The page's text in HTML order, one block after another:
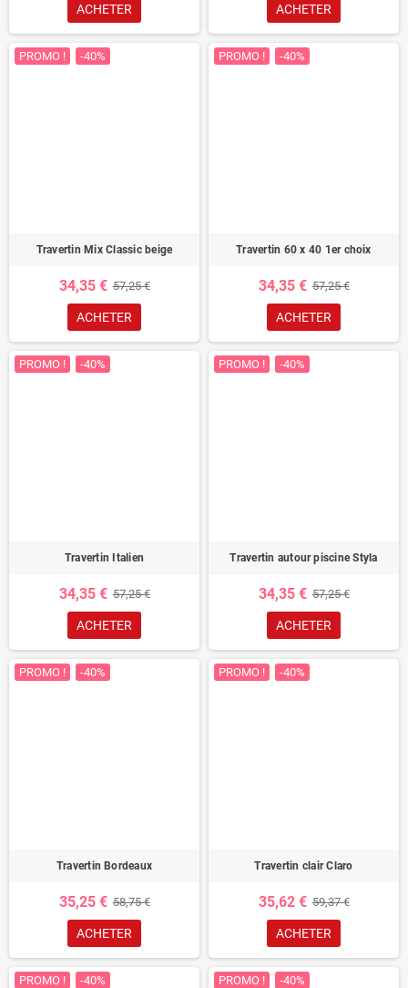
ACHETER ACHETER
PROMO ! -40%
Travertin Mix Classic beige
34,35 € 57,25 €
ACHETER
PROMO ! -40%
Travertin 60 x 40 1er choix
34,35 € 57,25 €
ACHETER
PROMO ! -40%
Travertin Italien
34,35 € 57,25 €
ACHETER
PROMO ! -40%
Travertin autour piscine Styla
34,35 € 57,25 €
ACHETER
PROMO ! -40%
Travertin Bordeaux
35,25 € 58,75 €
ACHETER
PROMO ! -40%
Travertin clair Claro
35,62 € 59,37 €
ACHETER
PROMO ! -40% PROMO ! -40%